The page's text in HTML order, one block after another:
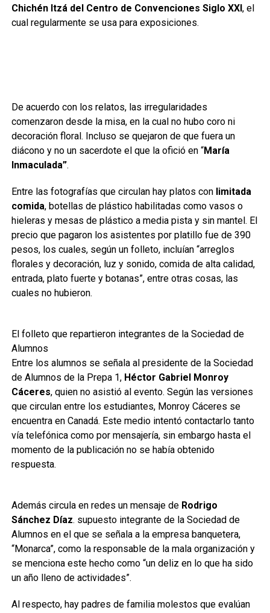
Chichén Itzá del Centro de Convenciones Siglo XXI, el
cual regularmente se usa para exposiciones.
De acuerdo con los relatos, las irregularidades
comenzaron desde la misa, en la cual no hubo coro ni
decoración floral. Incluso se quejaron de que fuera un
diácono y no un sacerdote el que la ofició en “María
Inmaculada”.
Entre las fotografías que circulan hay platos conlimitada
comida, botellas de plástico habilitadas como vasos o
hieleras y mesas de plástico a media pista y sin mantel. El
precio que pagaron los asistentes por platillo fue de 390
pesos, los cuales, según un folleto, incluían “arreglos
florales y decoración, luz y sonido, comida de alta calidad,
entrada, plato fuerte y botanas”, entre otras cosas, las
cuales no hubieron.
El folleto que repartieron integrantes de la Sociedad de
Alumnos
Entre los alumnos se señala al presidente de la Sociedad
de Alumnos de la Prepa 1, Héctor Gabriel Monroy
Cáceres, quien no asistió al evento. Según las versiones
que circulan entre los estudiantes, Monroy Cáceres se
encuentra en Canadá. Este medio intentó contactarlo tanto
vía telefónica como por mensajería, sin embargo hasta el
momento de la publicación no se había obtenido
respuesta.
Además circula en redes un mensaje de Rodrigo
Sánchez Díaz. supuesto integrante de la Sociedad de
Alumnos en el que se señala a la empresa banquetera,
“Monarca”, como la responsable de la mala organización y
se menciona este hecho como “un deliz en lo que ha sido
un año lleno de actividades”.
Al respecto, hay padres de familia molestos que evalúan